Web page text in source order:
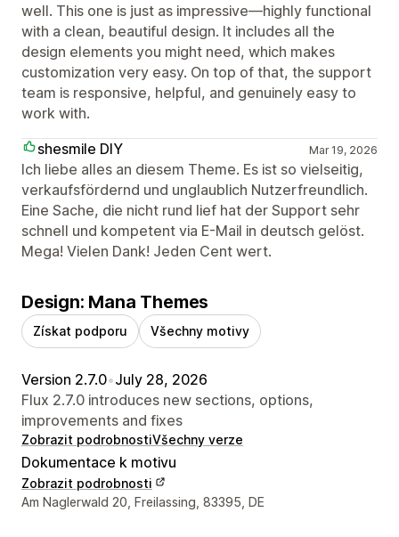
well. This one is just as impressive—highly functional
with a clean, beautiful design. It includes all the
design elements you might need, which makes
customization very easy. On top of that, the support
team is responsive, helpful, and genuinely easy to
work with.
shesmile DIY
Mar 19, 2026
Ich liebe alles an diesem Theme. Es ist so vielseitig,
verkaufsfördernd und unglaublich Nutzerfreundlich.
Eine Sache, die nicht rund lief hat der Support sehr
schnell und kompetent via E-Mail in deutsch gelöst.
Mega! Vielen Dank! Jeden Cent wert.
Design: Mana Themes
Získat podporu Všechny motivy
Version 2.7.0•July 28, 2026
Flux 2.7.0 introduces new sections, options,
improvements and fixes
Zobrazit podrobnostiVšechny verze
Dokumentace k motivu
Zobrazit podrobnosti
Kontaktní údaje designéra
Am Naglerwald 20, Freilassing, 83395, DE